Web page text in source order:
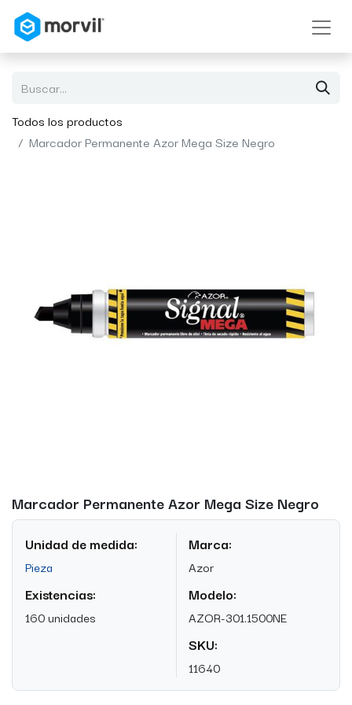
Todos los productos
Marcador Permanente Azor Mega Size Negro
Marcador Permanente Azor Mega Size Negro
Unidad de medida:
Pieza
Existencias:
160 unidades
Marca:
Azor
Modelo:
AZOR-301.1500NE
SKU:
11640